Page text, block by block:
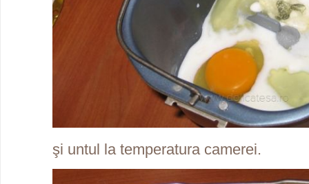
şi untul la temperatura camerei.